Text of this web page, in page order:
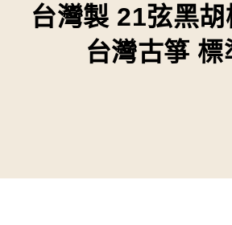
台灣製 21弦黑
台灣古箏 標